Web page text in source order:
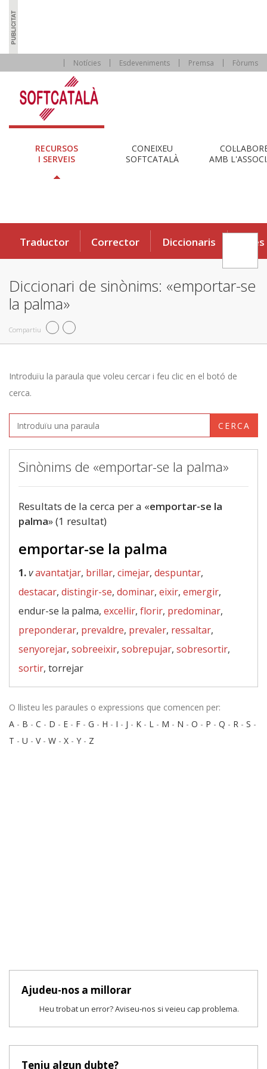
Notícies Esdeveniments Premsa Fòrums
RECURSOS
I SERVEIS
CONEIXEU
SOFTCATALÀ
AMB
Traductor Corrector Diccionaris Eines
Diccionari de sinònims: «emportar-se
la palma»
Compartiu
Introduïu la paraula que voleu cercar i feu clic en el botó de
cerca.
CERCA
Sinònims de «emportar-se la palma»
Resultats de la cerca per a «emportar-se la
palma» (1 resultat)
emportar-se la palma
1.vavantatjar, brillar, cimejar, despuntar,
destacar, distingir-se, dominar, eixir, emergir,
endur-se la palma, excel·lir, florir, predominar,
preponderar, prevaldre, prevaler, ressaltar,
senyorejar, sobreeixir, sobrepujar, sobresortir,
sortir, torrejar
O llisteu les paraules o expressions que comencen per:
A - B - C - D - E - F - G - H - I - J - K - L - M - N - O - P - Q - R - S -
T - U - V- W - X - Y - Z
Ajudeu-nos a millorar
Heu trobat un error? Aviseu-nos si veieu cap problema.
Teniu algun dubte?